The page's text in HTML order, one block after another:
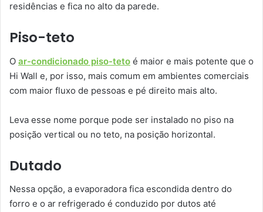
residências e fica no alto da parede.
Piso-teto
O ar-condicionado piso-teto é maior e mais potente que o
Hi Wall e, por isso, mais comum em ambientes comerciais
com maior fluxo de pessoas e pé direito mais alto.
Leva esse nome porque pode ser instalado no piso na
posição vertical ou no teto, na posição horizontal.
Dutado
Nessa opção, a evaporadora fica escondida dentro do
forro e o ar refrigerado é conduzido por dutos até